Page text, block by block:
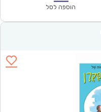
הוספה לסל